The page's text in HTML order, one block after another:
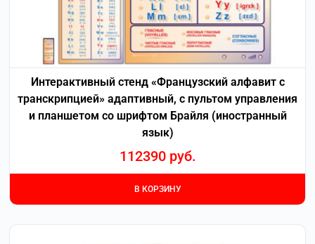
Интерактивный стенд «Французский алфавит с
транскрипцией» адаптивный, с пультом управления
и планшетом со шрифтом Брайля (иностранный
язык)
112390 руб.
В КОРЗИНУ